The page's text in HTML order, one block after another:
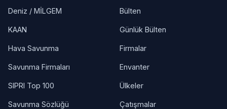
Deniz / MİLGEM
KAAN
Hava Savunma
Savunma Firmaları
SIPRI Top 100
Savunma Sözlüğü
Bülten
Günlük Bülten
Firmalar
Envanter
Ülkeler
Çatışmalar